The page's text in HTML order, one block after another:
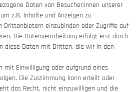
Impressum
Vertrag widerrufen
Daten von Besucher:innen unserer
z.B. Inhalte und Anzeigen zu
Drittanbietern einzubinden oder Zugriffe auf
Die Datenverarbeitung erfolgt erst durch
diese Daten mit Dritten, die wir in den
mit Einwilligung oder aufgrund eines
Die Zustimmung kann erteilt oder
das Recht, nicht einzuwilligen und die